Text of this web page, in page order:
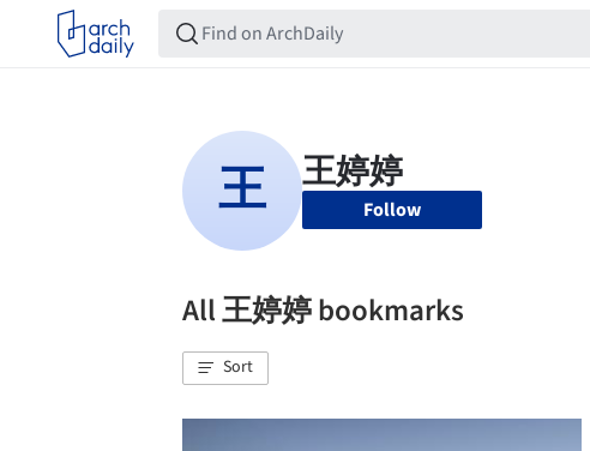
Follow
All 王婷婷 bookmarks
Sort